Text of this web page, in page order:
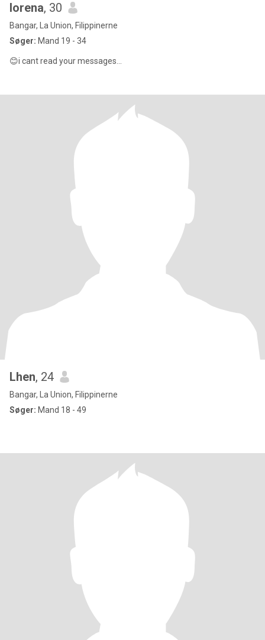
lorena, 30
Bangar, La Union, Filippinerne
Søger: Mand 19 - 34
😊i cant read your messages...
Lhen, 24
Bangar, La Union, Filippinerne
Søger: Mand 18 - 49